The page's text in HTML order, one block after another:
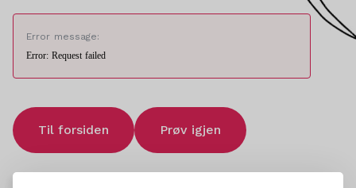
Error message:
Error: Request failed
Til forsiden Prøv igjen